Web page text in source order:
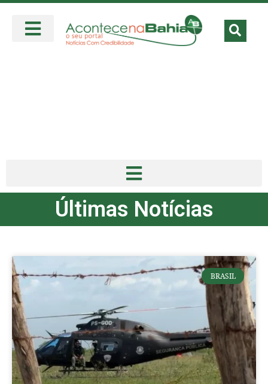
Últimas Notícias
BRASIL